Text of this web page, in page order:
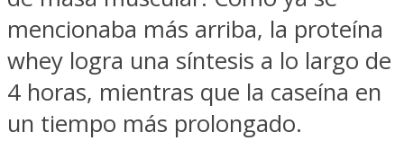
mencionaba más arriba, la proteína
whey logra una síntesis a lo largo de
4 horas, mientras que la caseína en
un tiempo más prolongado.